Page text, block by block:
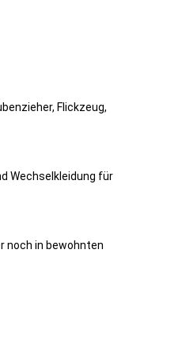
Flickzeug,
Wechselkleidung für
noch in bewohnten